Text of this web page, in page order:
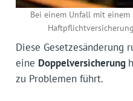
Bei einem Unfall mit
Diese Gesetzesänderung
eine Doppelversicherung
zu Problemen führt.